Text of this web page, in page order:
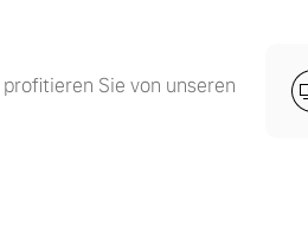
Sie von unseren